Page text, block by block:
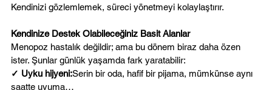
Kendinizi gözlemlemek, süreci yönetmeyi kolaylaştırır.
Kendinize Destek Olabileceğiniz Basit Alanlar
Menopoz hastalık değildir; ama bu dönem biraz daha özen
ister. Şunlar günlük yaşamda fark yaratabilir:
✓ Uyku hijyeni:Serin bir oda, hafif bir pijama, mümkünse aynı
saatte uyuma…